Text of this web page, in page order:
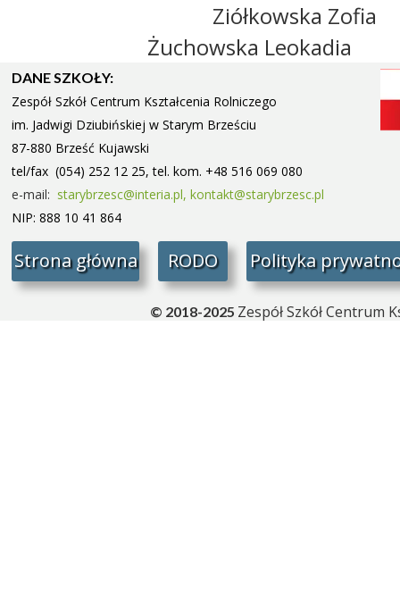
Ziółkowska Zofia
Żuchowska Leokadia
Strona główna Polityka
RODO
DANE SZKOŁY:
Zespół Szkół Centrum Kształcenia Rolniczego
im. Jadwigi Dziubińskiej w Starym Brześciu
87-880 Brześć Kujawski
tel/fax (054) 252 12 25, tel. kom. +48 516 069 080
e-mail: starybrzesc@interia.pl, kontakt@starybrzesc.pl
NIP: 888 10 41 864
© 2018-2025 Zespół Szkół Centrum